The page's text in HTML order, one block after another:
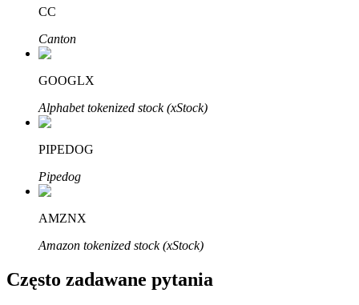
Bitrue
Bitruści Partnerzy
CC
Canton
GOOGLX
Alphabet tokenized stock (xStock)
PIPEDOG
Pipedog
AMZNX
Amazon tokenized stock (xStock)
Często zadawane pytania